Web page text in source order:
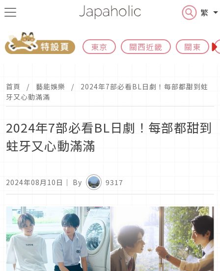
繁
東京 關西近畿 關東
首頁 藝能娛樂
2024年7部必看BL日劇！每部都甜到蛀
牙又心動滿滿
2024年7部必看BL日劇！每部都甜到
蛀牙又心動滿滿
2024年08月10日 ｜ By 9317